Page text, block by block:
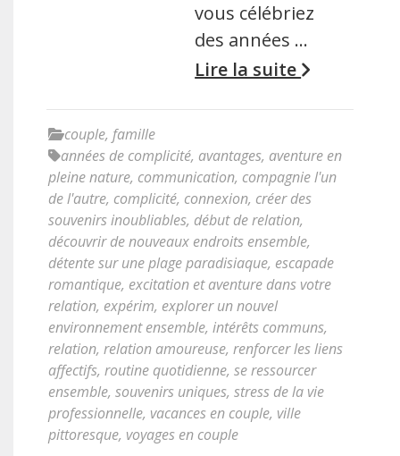
vous célébriez
des années …
Lire la suite
couple, famille
années de complicité, avantages, aventure en
pleine nature, communication, compagnie l'un
de l'autre, complicité, connexion, créer des
souvenirs inoubliables, début de relation,
découvrir de nouveaux endroits ensemble,
détente sur une plage paradisiaque, escapade
romantique, excitation et aventure dans votre
relation, expérim, explorer un nouvel
environnement ensemble, intérêts communs,
relation, relation amoureuse, renforcer les liens
affectifs, routine quotidienne, se ressourcer
ensemble, souvenirs uniques, stress de la vie
professionnelle, vacances en couple, ville
pittoresque, voyages en couple